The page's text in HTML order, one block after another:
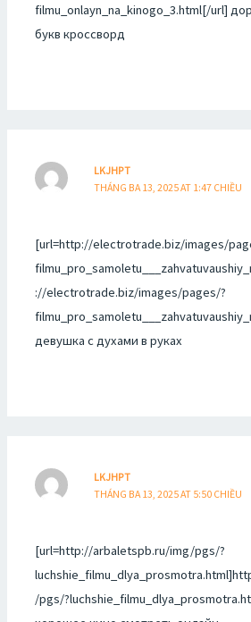
filmu_onlayn_na_kinogo_3.html[/url]
букв кроссворд
LKJHPT
THÁNG BA 13, 2025 AT 1:47 CHIỀU
[url=http://electrotrade.biz/images/
://electrotrade.biz/images/pages/?
девушка с духами в руках
LKJHPT
THÁNG BA 13, 2025 AT 5:50 CHIỀU
[url=http://arbaletspb.ru/img/pgs/?
/pgs/